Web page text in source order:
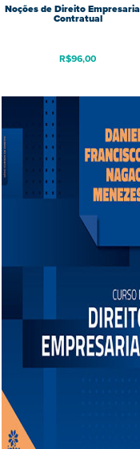
Noções de Direito
Contratual
R$96,00